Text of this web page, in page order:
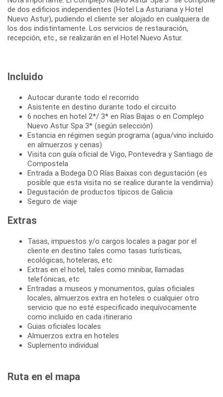
de dos edificios independientes (Hotel La Asturiana y Hotel
Nuevo Astur), pudiendo el cliente ser alojado en cualquiera de
los dos indistintamente. Los servicios de restauración,
Incluido
Autocar durante todo el recorrido
Asistente en destino durante todo el circuito
6 noches en hotel 2*/ 3* en Rías Bajas o en Complejo
Nuevo Astur Spa 3* (según selección)
Estancia en régimen según programa (agua/vino incluido
en almuerzos y cenas)
Visita con guía oficial de Vigo, Pontevedra y Santiago de
Compostela
Entrada a Bodega D.O Rías Baixas con degustación (es
posible que esta visita no se realice durante la vendimia)
Degustación de productos típicos de Galicia
Seguro de viaje
Extras
Tasas, impuestos y/o cargos locales a pagar por el
cliente en destino tales como tasas turísticas,
ecológicas, hoteleras, etc
Extras en el hotel, tales como minibar, llamadas
telefónicas, etc
Entradas a museos y monumentos, guías oficiales
locales, almuerzos extra en hoteles o cualquier otro
servicio que no esté especificado inequívocamente
como incluido en cada itinerario
Guias oficiales locales
Almuerzos extra en hoteles
Suplemento individual
Ruta en el mapa